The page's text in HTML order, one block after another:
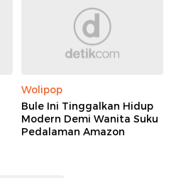
Wolipop
Bule Ini Tinggalkan Hidup
Modern Demi Wanita Suku
Pedalaman Amazon